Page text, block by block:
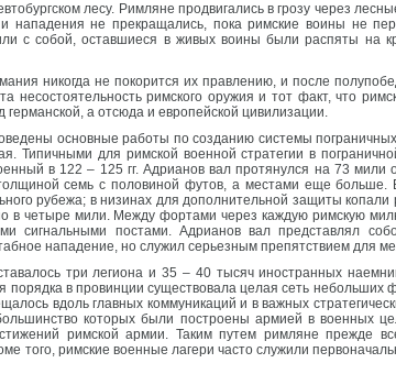
лесу. Римляне продвигались в грозу через
не прекращались, пока римские воины не
с собой, оставшиеся в живых воины были распяты на
никогда не покорится их правлению, и после
несостоятельность римского оружия и тот факт, что
а отсюда и европейской цивилизации.
основные работы по созданию системы
Типичными для римской военной стратегии в
в 122 – 125 гг. Адрианов вал протянулся на 73 мили
семь с половиной футов, а местами еще больше.
рубежа; в низинах для дополнительной защиты
четыре мили. Между фортами через каждую римскую
постами. Адрианов вал представлял
нападение, но служил серьезным препятствием для
три легиона и 35 – 40 тысяч иностранных
в провинции существовала целая сеть небольших
вдоль главных коммуникаций и в важных
которых были построены армией в военных
римской армии. Таким путем римляне прежде
того, римские военные лагери часто служили